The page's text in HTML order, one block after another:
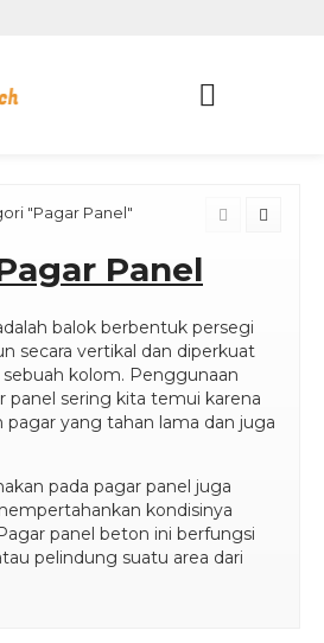
"Pagar Panel"
Panel
balok berbentuk persegi
secara vertikal dan diperkuat
kolom. Penggunaan
panel sering kita temui karena
pagar yang tahan lama dan juga
pada pagar panel juga
kondisinya
panel beton ini berfungsi
pelindung suatu area dari